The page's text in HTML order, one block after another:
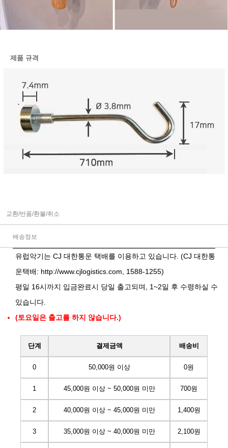
제품 규격
교환/반품/환불/취소
배송정보
유럽악기는 CJ 대한통운 택배를 이용하고 있습니다. (CJ 대한통
운택배: http://www.cjlogistics.com , 1588-1255)
평일 16시까지 입금완료시 당일 출고되며, 1~2일 후 수령하실 수
있습니다.
(토요일은 출고를 하지 않습니다.)
단계 결제금액 배송비
0 50,000원 이상 0원
1 45,000원 이상 ~ 50,000원 미만 700원
2 40,000원 이상 ~ 45,000원 미만 1,400원
3 35,000원 이상 ~ 40,000원 미만 2,100원